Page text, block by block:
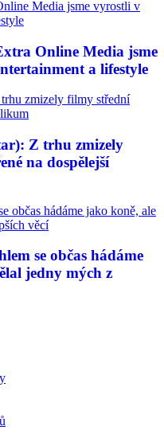
Online Media jsme
a lifestyle
Z trhu zmizely
na dospělejší
se občas hádáme
jedny mých z